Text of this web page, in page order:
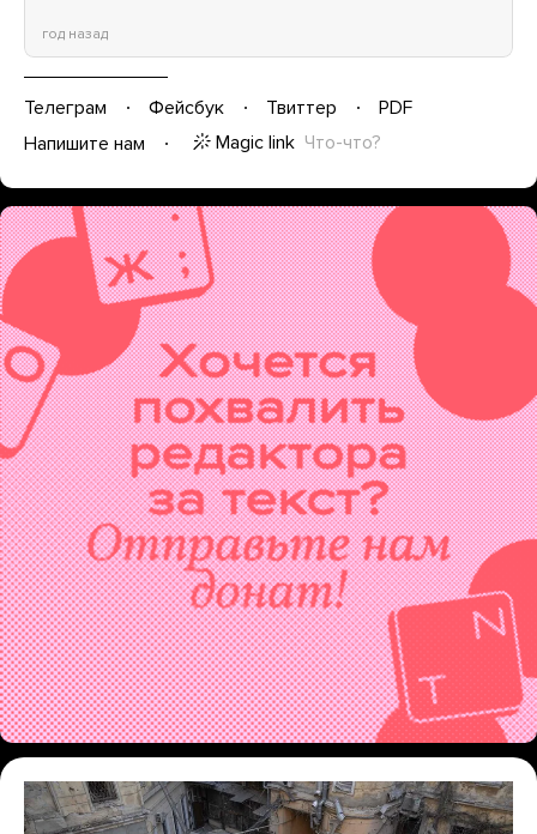
год назад
Телеграм Фейсбук Твиттер
PDF
Напишите нам
Magic link Что-что?